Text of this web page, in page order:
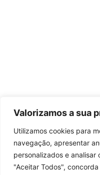
Valorizamos a sua
Utilizamos cookies para
navegação, apresentar
personalizados e analisar
"Aceitar Todos",